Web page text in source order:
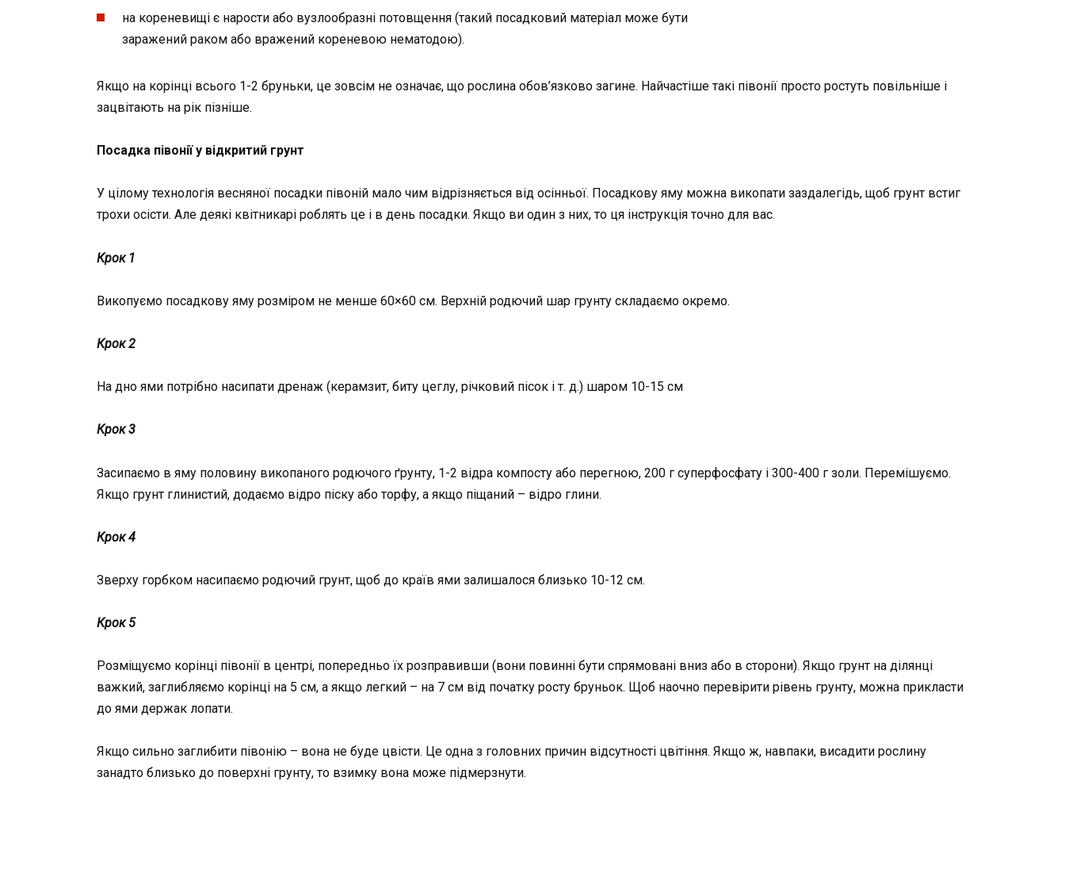
на кореневищі є нарости або вузлообразні потовщення (такий посадковий матеріал може бути
заражений раком або вражений кореневою нематодою).
Якщо на корінці всього 1-2 бруньки, це зовсім не означає, що рослина обов’язково загине. Найчастіше такі півонії просто ростуть повільніше і
зацвітають на рік пізніше.
Посадка півонії у відкритий грунт
У цілому технологія весняної посадки півоній мало чим відрізняється від осінньої. Посадкову яму можна викопати заздалегідь, щоб грунт встиг
трохи осісти. Але деякі квітникарі роблять це і в день посадки. Якщо ви один з них, то ця інструкція точно для вас.
Крок 1
Викопуємо посадкову яму розміром не менше 60×60 см. Верхній родючий шар грунту складаємо окремо.
Крок 2
На дно ями потрібно насипати дренаж (керамзит, биту цеглу, річковий пісок і т. д.) шаром 10-15 см
Крок 3
Засипаємо в яму половину викопаного родючого ґрунту, 1-2 відра компосту або перегною, 200 г суперфосфату і 300-400 г золи. Перемішуємо.
Якщо грунт глинистий, додаємо відро піску або торфу, а якщо піщаний – відро глини.
Крок 4
Зверху горбком насипаємо родючий грунт, щоб до країв ями залишалося близько 10-12 см.
Крок 5
Розміщуємо корінці півонії в центрі, попередньо їх розправивши (вони повинні бути спрямовані вниз або в сторони). Якщо грунт на ділянці
важкий, заглибляємо корінці на 5 см, а якщо легкий – на 7 см від початку росту бруньок. Щоб наочно перевірити рівень грунту, можна прикласти
до ями держак лопати.
Якщо сильно заглибити півонію – вона не буде цвісти. Це одна з головних причин відсутності цвітіння. Якщо ж, навпаки, висадити рослину
занадто близько до поверхні грунту, то взимку вона може підмерзнути.